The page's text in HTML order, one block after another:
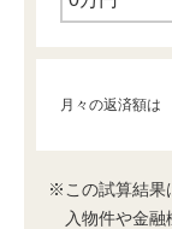
月々の返済額は
※この試算結果
入物件や金